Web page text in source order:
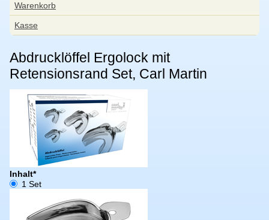
Warenkorb
Kasse
Abdrucklöffel Ergolock mit
Retensionsrand Set, Carl Martin
Pflichtfeld
Inhalt*
1 Set